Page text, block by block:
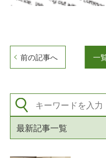
前の記事へ 一
最新記事一覧